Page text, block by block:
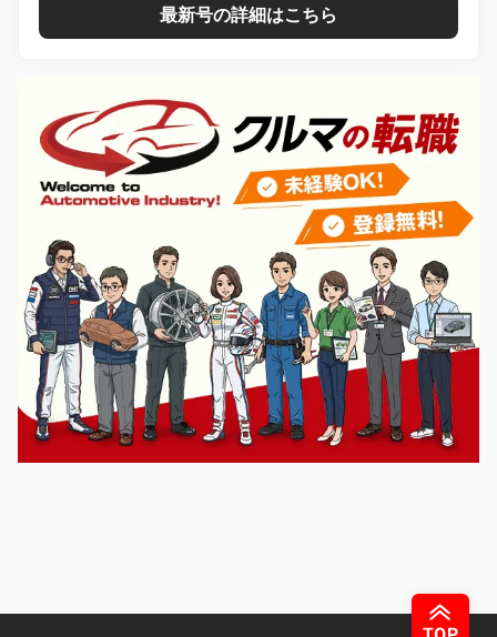
最新号の詳細はこちら